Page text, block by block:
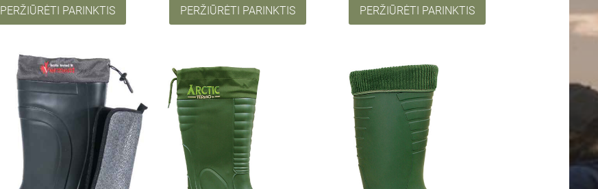
PERŽIŪRĖTI PARINKTIS PERŽIŪRĖTI PARINKTIS PERŽIŪRĖTI PARINKTIS